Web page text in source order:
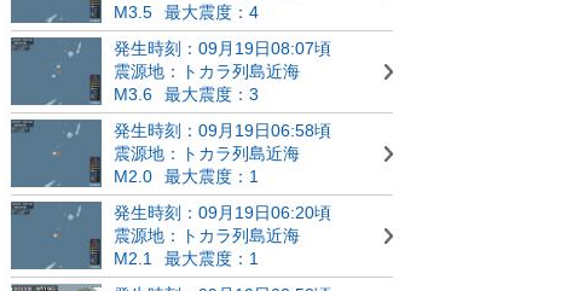
M3.5
最大震度：4
発生時刻：09月19日08:07頃
震源地：トカラ列島近海
M3.6
最大震度：3
発生時刻：09月19日06:58頃
震源地：トカラ列島近海
M2.0
最大震度：1
発生時刻：09月19日06:20頃
震源地：トカラ列島近海
M2.1
最大震度：1